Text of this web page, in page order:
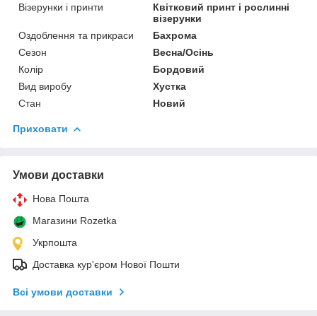
Візерунки і принти
Квітковий принт і рослинні
візерунки
Оздоблення та прикраси
Бахрома
Сезон
Весна/Осінь
Колір
Бордовий
Вид виробу
Хустка
Стан
Новий
Приховати
Умови доставки
Нова Пошта
Магазини Rozetka
Укрпошта
Доставка кур'єром Нової Пошти
Всі умови доставки